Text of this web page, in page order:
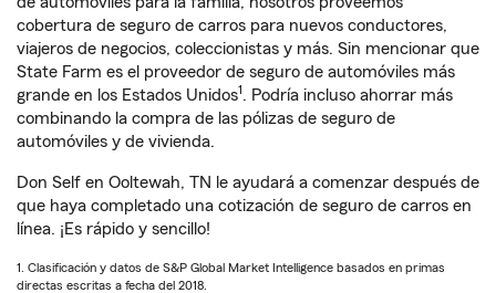
cobertura de seguro de carros para nuevos conductores,
viajeros de negocios, coleccionistas y más. Sin mencionar que
State Farm es el proveedor de seguro de automóviles más
grande en los Estados Unidos1. Podría incluso ahorrar más
combinando la compra de las pólizas de seguro de
automóviles y de vivienda.
Don Self en Ooltewah, TN le ayudará a comenzar después de
que haya completado una cotización de seguro de carros en
línea. ¡Es rápido y sencillo!
1. Clasificación y datos de S&P Global Market Intelligence basados en primas
directas escritas a fecha del 2018.